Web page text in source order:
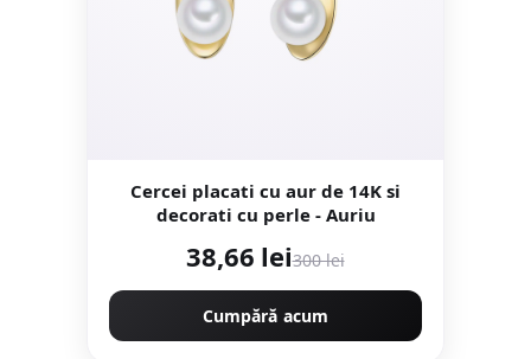
Cercei placati cu aur de 14K si
decorati cu perle - Auriu
38,66 lei300 lei
Cumpără acum